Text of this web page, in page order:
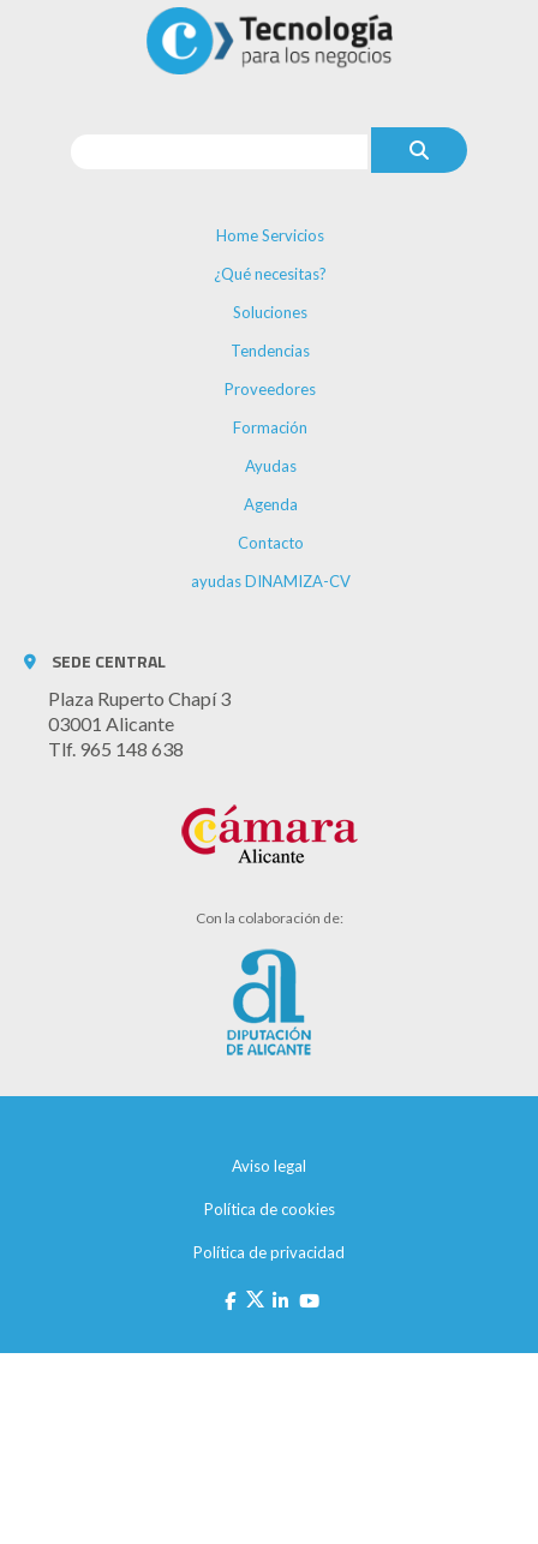
Home Servicios
¿Qué necesitas?
Soluciones
Tendencias
Proveedores
Formación
Ayudas
Agenda
Contacto
ayudas DINAMIZA-CV
SEDE CENTRAL
Plaza Ruperto Chapí 3
03001 Alicante
Tlf. 965 148 638
Con la colaboración de:
Aviso legal
Política de cookies
Política de privacidad